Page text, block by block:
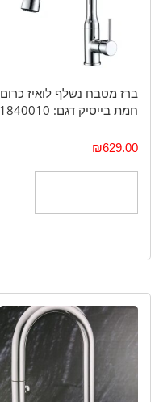
ברז מטבח נשלף לואיז כרום
חמת בייסיק דגם: 1840010
₪629.00